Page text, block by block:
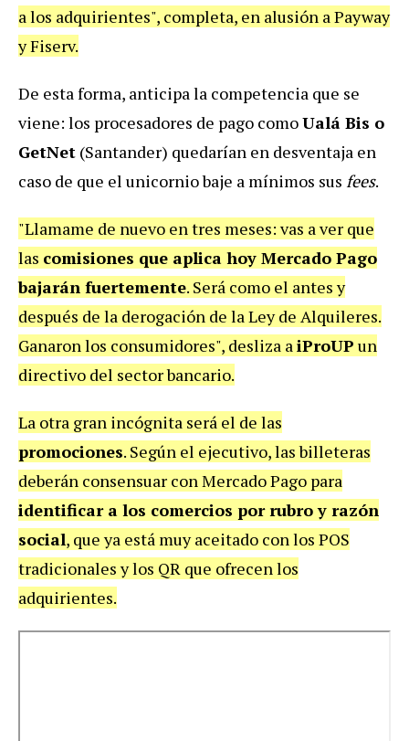
a los adquirientes", completa, en alusión a Payway
y Fiserv.
De esta forma, anticipa la competencia que se
viene: los procesadores de pago comoUalá Bis o
GetNet (Santander) quedarían en desventaja en
caso de que el unicornio baje a mínimos sus fees.
"Llamame de nuevo en tres meses: vas a ver que
las comisiones que aplica hoy Mercado Pago
bajarán fuertemente. Será como el antes y
después de la derogación de la Ley de Alquileres.
Ganaron los consumidores", desliza aiProUP un
directivo del sector bancario.
La otra gran incógnita será el de las
promociones. Según el ejecutivo, las billeteras
deberán consensuar con Mercado Pago para
identificar a los comercios por rubro y razón
social, que ya está muy aceitado con los POS
tradicionales y los QR que ofrecen los
adquirientes.